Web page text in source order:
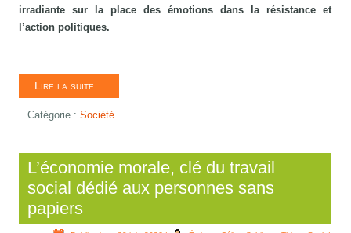
irradiante sur la place des émotions dans la résistance et
l’action politiques.
Lire la suite...
Catégorie :Société
L’économie morale, clé du travail
social dédié aux personnes sans
papiers